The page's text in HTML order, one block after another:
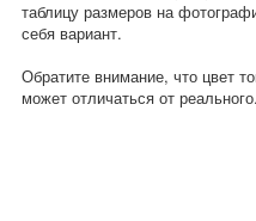
таблицу размеров на
себя вариант.
Обратите внимание, что цвет
может отличаться от реального.